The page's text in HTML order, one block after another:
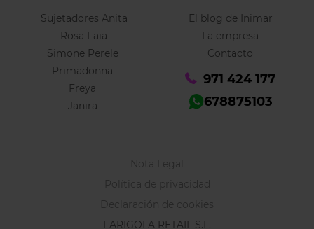
Sujetadores Anita
Rosa Faia
Simone Perele
Primadonna
Freya
Janira
El blog de Inimar
La empresa
Contacto
971 424 177
678875103
Nota Legal
Política de privacidad
Declaración de cookies
FARIGOLA RETAIL S.L.